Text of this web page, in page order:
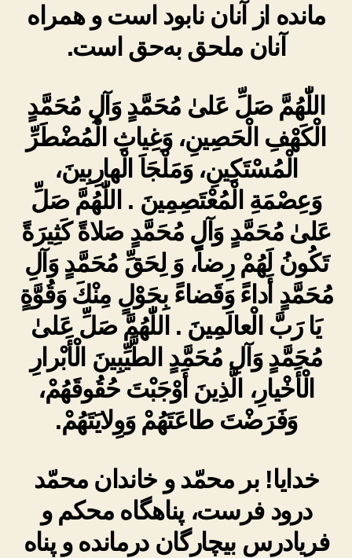
مانده از آنان نابود است و همراه
آنان ملحق به‌حق است.
اللّٰهُمَّ صَلِّ عَلىٰ مُحَمَّدٍ وَآلِ مُحَمَّدٍ
الْكَهْفِ الْحَصِينِ، وَغِياثِ الْمُضْطَرِّ
الْمُسْتَكِينِ، وَمَلْجَاَ الْهارِبِينَ،
وَعِصْمَةِ الْمُعْتَصِمِينَ . اللّٰهُمَّ صَلِّ
عَلىٰ مُحَمَّدٍ وَآلِ مُحَمَّدٍ صَلاةً كَثِيرَةً
تَكُونُ لَهُمْ رِضاً، وَ لِحَقِّ مُحَمَّدٍ وَآلِ
مُحَمَّدٍ أَداءً وَقَضاءً بِحَوْلٍ مِنْكَ وَقُوَّةٍ
يَا رَبَّ الْعالَمِينَ . اللّٰهُمَّ صَلِّ عَلىٰ
مُحَمَّدٍ وَآلِ مُحَمَّدٍ الطَّيِّبِينَ الْأَبْرارِ
الْأَخْيارِ، الَّذِينَ أَوْجَبْتَ حُقُوقَهُمْ،
وَفَرَضْتَ طاعَتَهُمْ وَوِلايَتَهُمْ.
خدایا! بر محمّد و خاندان محمّد
درود فرست، پناهگاه محکم و
فریادرس بیچارگان درمانده و پناه